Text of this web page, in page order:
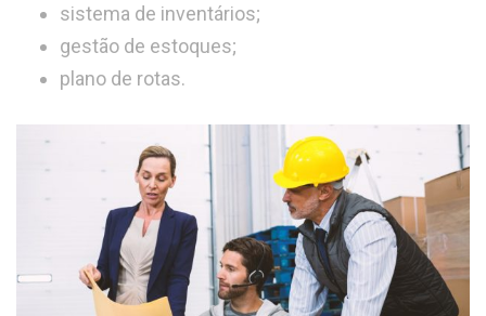
sistema de inventários;
gestão de estoques;
plano de rotas.